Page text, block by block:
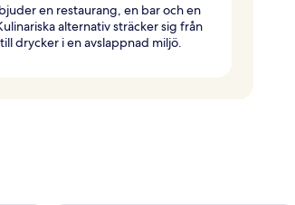
en restaurang, en bar och en
alternativ sträcker sig från
drycker i en avslappnad miljö.